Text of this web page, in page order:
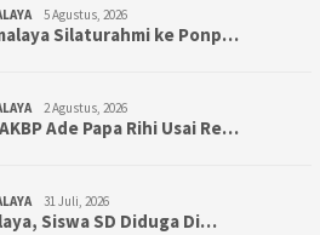
5 Agustus, 2026
Silaturahmi ke Ponp…
2 Agustus, 2026
Ade Papa Rihi Usai Re…
31 Juli, 2026
Siswa SD Diduga Di…